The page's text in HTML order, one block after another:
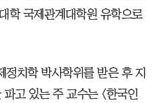
학 국제관계대학원 유학으로
치학 박사학위를 받은 후 지
고 있는 주 교수는 <한국인